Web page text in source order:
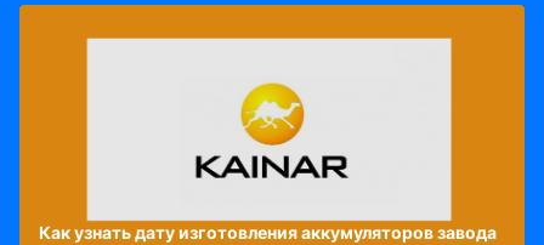
Как узнать дату изготовления аккумуляторов завода